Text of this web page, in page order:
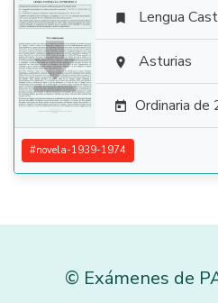

 Lengua
 Asturias
 Ordinaria de
#novela-1939-1974
© Exámenes de